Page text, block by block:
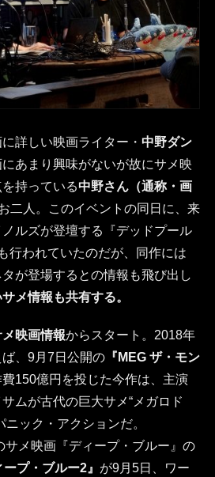
詳しい映画ライター・ 中野ダン
あまり興味がないが故にサメ映
持っている中野さん（通称・画
二人。このイベントの同日に、来
ルズが登壇する『デッドプール
行われていたのだが、同作には
タが登場するとの情報も飛び出し
メ情報も共有する。
映画情報からスタート。2018年
、9月7日公開の『MEG ザ・モン
150億円を投じた今作は、主演
ムが古代の巨大サメ“メガロド
ニック・アクションだ。
サメ映画『ディープ・ブルー』の
プ・ブルー2』 が9月5日、ワー